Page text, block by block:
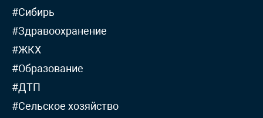
#Сибирь
#Здравоохранение
#ЖКХ
#Образование
#ДТП
#Сельское хозяйство